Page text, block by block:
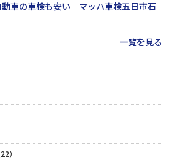
車の車検も安い｜マッハ車検五日市石
一覧を見る
22）